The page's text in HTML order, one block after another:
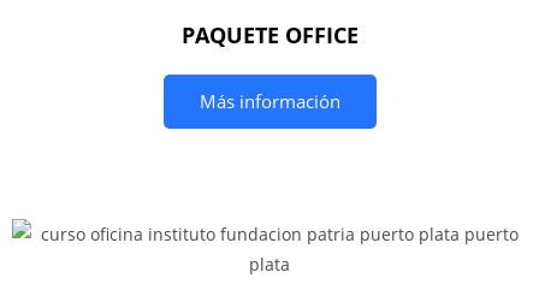
PAQUETE OFFICE
Más información